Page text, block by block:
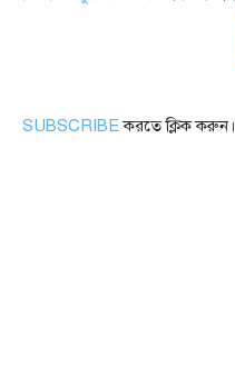
SUBSCRIBEকরতে ক্লিক করুন।